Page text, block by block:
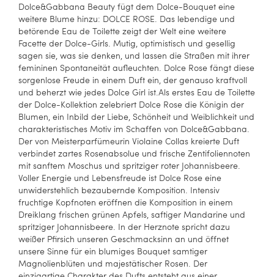
Dolce&Gabbana Beauty fügt dem Dolce-Bouquet eine
weitere Blume hinzu: DOLCE ROSE. Das lebendige und
betörende Eau de Toilette zeigt der Welt eine weitere
Facette der Dolce-Girls. Mutig, optimistisch und gesellig
sagen sie, was sie denken, und lassen die Straßen mit ihrer
femininen Spontaneität aufleuchten. Dolce Rose fängt diese
sorgenlose Freude in einem Duft ein, der genauso kraftvoll
und beherzt wie jedes Dolce Girl ist.Als erstes Eau de Toilette
der Dolce-Kollektion zelebriert Dolce Rose die Königin der
Blumen, ein Inbild der Liebe, Schönheit und Weiblichkeit und
charakteristisches Motiv im Schaffen von Dolce&Gabbana.
Der von Meisterparfümeurin Violaine Collas kreierte Duft
verbindet zartes Rosenabsolue und frische Zentifoliennoten
mit sanftem Moschus und spritziger roter Johannisbeere.
Voller Energie und Lebensfreude ist Dolce Rose eine
unwiderstehlich bezaubernde Komposition. Intensiv
fruchtige Kopfnoten eröffnen die Komposition in einem
Dreiklang frischen grünen Apfels, saftiger Mandarine und
spritziger Johannisbeere. In der Herznote spricht dazu
weißer Pfirsich unseren Geschmacksinn an und öffnet
unsere Sinne für ein blumiges Bouquet samtiger
Magnolienblüten und majestätischer Rosen. Der